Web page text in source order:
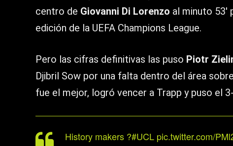
centro de Giovanni Di Lorenzo al minuto
edición de la UEFA Champions League.
Pero las cifras definitivas las puso Piotr
Djibril Sow por una falta dentro del área
fue el mejor, logró vencer a Trapp y puso el
History makers ?#UCL pic.twitter.com/